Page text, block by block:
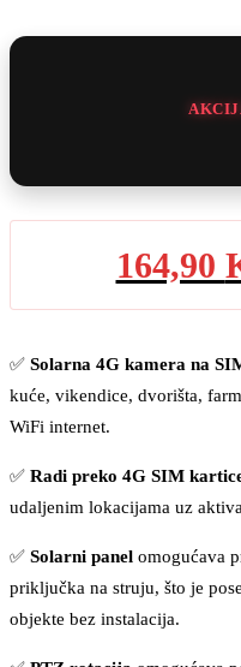
164,90
✅ Solarna 4G kamera na
kuće, vikendice, dvorišta,
WiFi internet.
✅ Radi preko 4G SIM
udaljenim lokacijama uz
✅ Solarni panel omogućava
priključka na struju, što je
objekte bez instalacija.